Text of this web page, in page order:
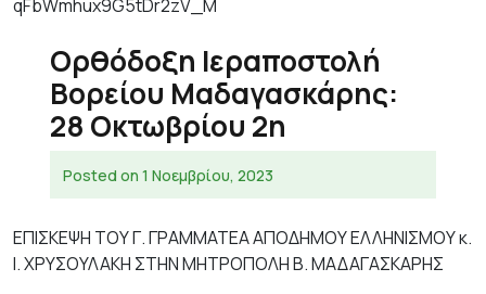
qFbWmhux9G5tDr2zV_M
Ορθόδοξη Ιεραποστολή
Βορείου Μαδαγασκάρης:
28 Οκτωβρίου 2η
Posted on 1 Νοεμβρίου, 2023
ΕΠΙΣΚΕΨΗ ΤΟΥ Γ. ΓΡΑΜΜΑΤΕΑ ΑΠΟΔΗΜΟΥ ΕΛΛΗΝΙΣΜΟΥ κ.
Ι. ΧΡΥΣΟΥΛΑΚΗ ΣΤΗΝ ΜΗΤΡΟΠΟΛΗ Β. ΜΑΔΑΓΑΣΚΑΡΗΣ